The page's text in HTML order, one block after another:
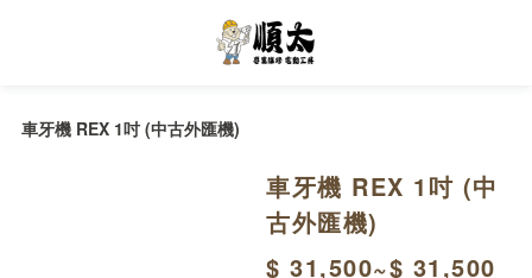
車牙機 REX 1吋 (中古外匯機)
車牙機 REX 1吋 (中
古外匯機)
$ 31,500~$ 31,500